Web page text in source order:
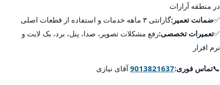
در منطقه آرارات
✅ضمانت تعمیر:گارانتی ۳ ماهه خدمات و استفاده از قطعات اصلی
✅تعمیرات تخصصی:رفع مشکلات تصویر، صدا، پنل، برد، بک لایت و
نرم افزار
📞تماس فوری:9013821637آقای نیازی